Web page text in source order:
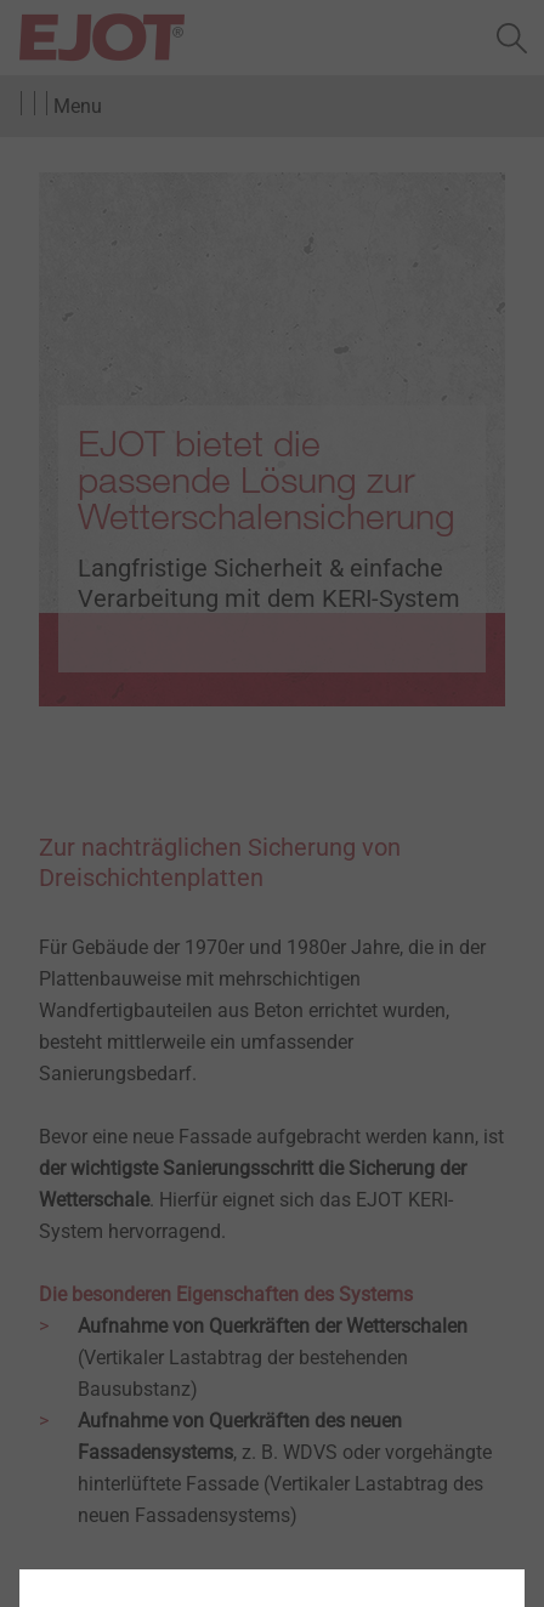
Menu
EJOT bietet die
passende Lösung zur
Wetterschalensicherung
Langfristige Sicherheit & einfache
Verarbeitung mit dem KERI-System
Zur nachträglichen Sicherung von
Dreischichtenplatten
Für Gebäude der 1970er und 1980er Jahre, die in der
Plattenbauweise mit mehrschichtigen
Wandfertigbauteilen aus Beton errichtet wurden,
besteht mittlerweile ein umfassender
Sanierungsbedarf.
Bevor eine neue Fassade aufgebracht werden kann, ist
der wichtigste Sanierungsschritt die Sicherung der
Wetterschale. Hierfür eignet sich das EJOT KERI-
System hervorragend.
Die besonderen Eigenschaften des Systems
Aufnahme von Querkräften der Wetterschalen
(Vertikaler Lastabtrag der bestehenden
Bausubstanz)
Aufnahme von Querkräften des neuen
Fassadensystems, z. B. WDVS oder vorgehängte
hinterlüftete Fassade (Vertikaler Lastabtrag des
neuen Fassadensystems)​​